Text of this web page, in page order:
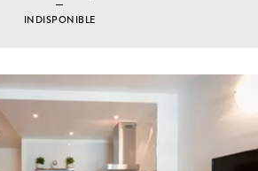
INDISPONIBLE